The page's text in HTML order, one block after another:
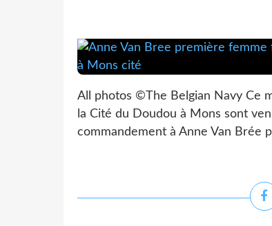
All photos ©The Belgian Navy Ce
la Cité du Doudou à Mons sont
commandement à Anne Van Brée